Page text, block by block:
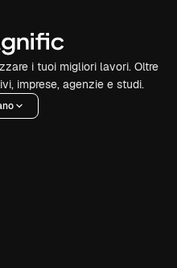
i tuoi migliori lavori. Oltre
imprese, agenzie e studi.